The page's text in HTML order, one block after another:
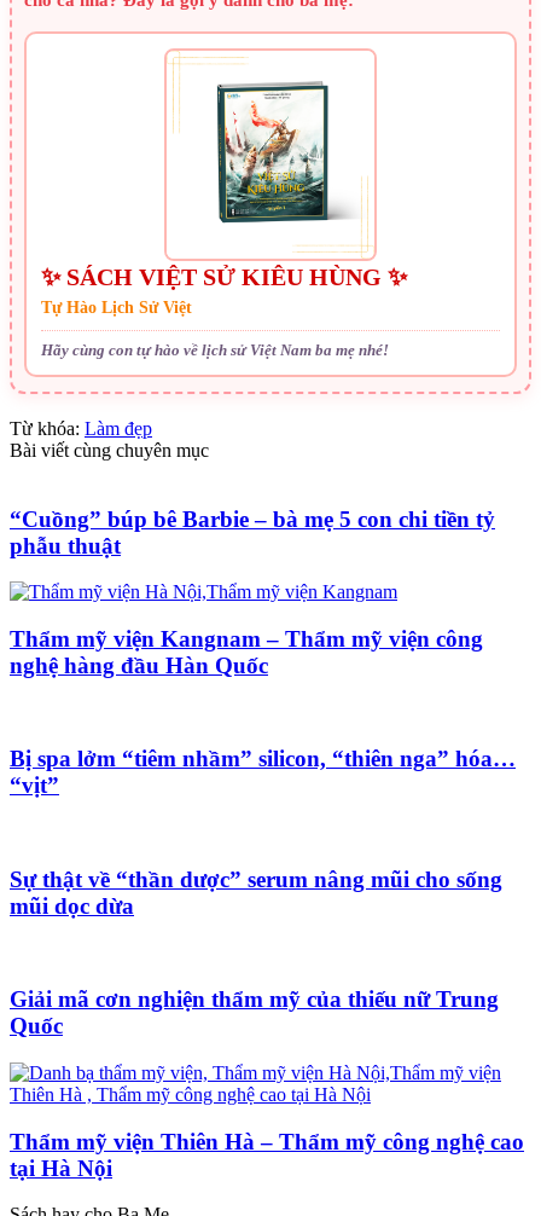
✨ SÁCH VIỆT SỬ KIÊU HÙNG ✨
Tự Hào Lịch Sử Việt
Hãy cùng con tự hào về lịch sử Việt Nam ba mẹ nhé!
Từ khóa: Làm đẹp
Bài viết cùng chuyên mục
“Cuồng” búp bê Barbie – bà mẹ 5 con chi tiền tỷ
phẫu thuật
Thẩm mỹ viện Kangnam – Thẩm mỹ viện công
nghệ hàng đầu Hàn Quốc
Bị spa lởm “tiêm nhầm” silicon, “thiên nga” hóa…
“vịt”
Sự thật về “thần dược” serum nâng mũi cho sống
mũi dọc dừa
Giải mã cơn nghiện thẩm mỹ của thiếu nữ Trung
Quốc
Thẩm mỹ viện Thiên Hà – Thẩm mỹ công nghệ cao
tại Hà Nội